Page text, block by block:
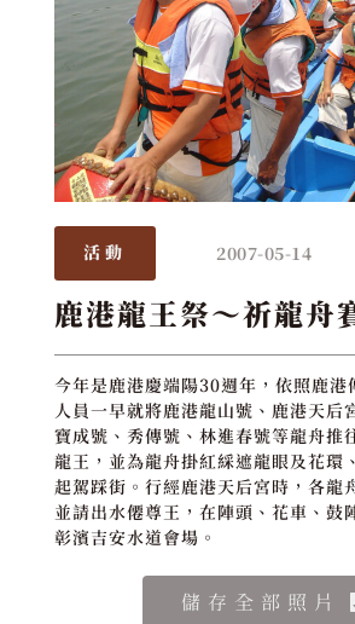
活動 2007-05-14
鹿港龍王祭～祈龍舟
今年是鹿港慶端陽30週年，依照鹿港
人員一早就將鹿港龍山號、鹿港天后
寶成號、秀傳號、林進春號等龍舟推
龍王，並為龍舟掛紅綵遮龍眼及花環
起駕踩街。行經鹿港天后宮時，各龍
並請出水僊尊王，在陣頭、花車、鼓
彰濱吉安水道會場。
儲存全部照片